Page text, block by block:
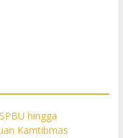
hingga
Kamtibmas